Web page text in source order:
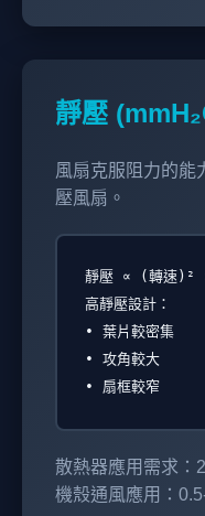
靜壓
風扇克服阻力的能
壓風扇。
靜壓 ∝ (轉速)²
高靜壓設計：
• 葉片較密集
• 攻角較大
• 扇框較窄
散熱器應用需求：
機殼通風應用：